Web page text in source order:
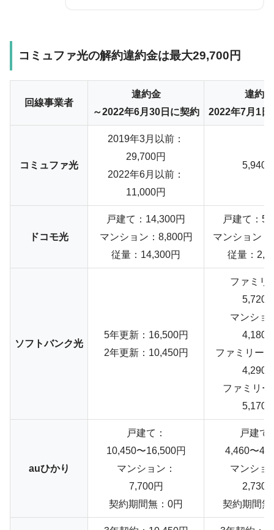
コミュファ光の解約違約金は最大29,700円
回線事業者
違約金
～2022年6月30日に契約
違約金
2022年7月1日
コミュファ光
2019年3月以前：
29,700円
2022年6月以前：
11,000円
5,940
ドコモ光
戸建て：14,300円
マンション：8,800円
従量：14,300円
戸建て：
マンション
従量：
ソフトバンク光
5年更新：16,500円
2年更新：10,450円
ファミリ
5,720
マンショ
4,180
ファミリー
4,290
ファミリー
5,170
auひかり
戸建て：
10,450〜16,500円
マンション：
7,700円
契約期間無：0円
戸建て
4,460〜
マンショ
2,730
契約期間無